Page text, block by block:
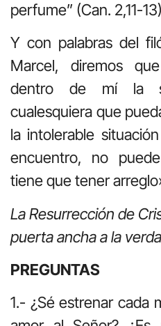
perfume” (Can. 2,11-13)
Y con palabras del
Marcel, diremos
dentro de mí la
cualesquiera que
la intolerable
encuentro, no
tiene que tener
La Resurrección de
puerta ancha a la
PREGUNTAS
1.- ¿Sé estrenar cada